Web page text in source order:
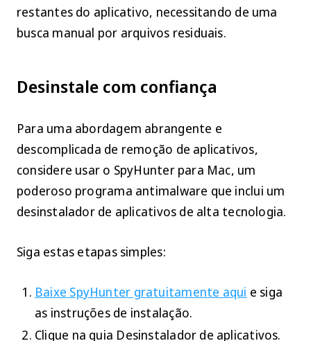
restantes do aplicativo, necessitando de uma
busca manual por arquivos residuais.
Desinstale com confiança
Para uma abordagem abrangente e
descomplicada de remoção de aplicativos,
considere usar o SpyHunter para Mac, um
poderoso programa antimalware que inclui um
desinstalador de aplicativos de alta tecnologia.
Siga estas etapas simples:
Baixe SpyHunter gratuitamente aqui e siga
as instruções de instalação.
Clique na guia Desinstalador de aplicativos.